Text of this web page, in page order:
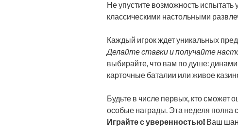
Не упустите возможность испытать
классическими настольными
Каждый игрок ждет уникальных
Делайте ставки и получайте
выбирайте, что вам по душе:
карточные баталии или живое
Будьте в числе первых, кто сможет
особые награды. Эта неделя полна
Играйте с уверенностью! Ваш